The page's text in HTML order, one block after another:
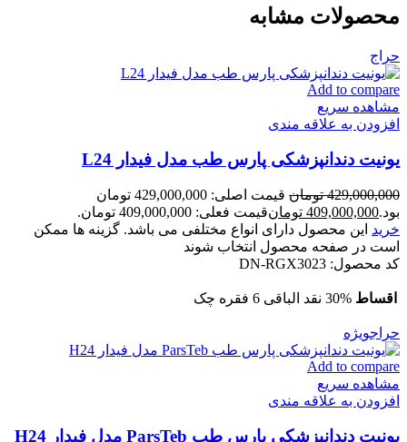
محصولات مشابه
حراج
Add to compare
مشاهده سریع
افزودن به علاقه مندی
یونیت دندانپزشکی پارس طب مدل فیدار L24
429,000,000 تومان
قیمت اصلی: 429,000,000 تومان
بود.409,000,000 تومانقیمت فعلی: 409,000,000 تومان.
خرید این محصول دارای انواع مختلفی می باشد. گزینه ها ممکن
است در صفحه محصول انتخاب شوند
کد محصول: DN-RGX3023
اقساط 30% نقد الباقی 6 فقره چک
حراجویژه
Add to compare
مشاهده سریع
افزودن به علاقه مندی
یونیت دندانپزشکی پارس طب ParsTeb مدل فیدار H24